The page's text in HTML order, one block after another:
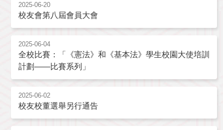
2025-06-20
校友會第八屆會員大會
2025-06-04
全校比賽：「《憲法》和《基本法》學生校園大使培訓
計劃——比賽系列」
2025-06-02
校友校董選舉另行通告